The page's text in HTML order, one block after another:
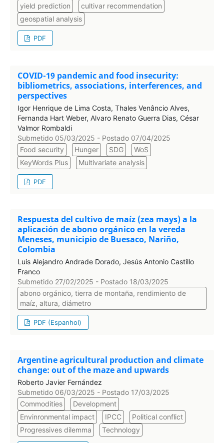
yield prediction
cultivar recommendation
geospatial analysis
PDF
COVID-19 pandemic and food insecurity:
bibliometrics, associations, interferences, and
perspectives
Igor Henrique de Lima Costa, Thales Venâncio Alves,
Fernanda Hart Weber, Alvaro Renato Guerra Dias, César
Valmor Rombaldi
Submetido 05/03/2025 - Postado 07/04/2025
Food security
Hunger SDG
WoS
KeyWords Plus
Multivariate analysis
PDF
Respuesta del cultivo de maíz (zea mays) a la
aplicación de abono orgánico en la vereda
Meneses, municipio de Buesaco, Nariño,
Colombia
Luis Alejandro Andrade Dorado, Jesús Antonio Castillo
Franco
Submetido 27/02/2025 - Postado 18/03/2025
abono orgánico, tierra de montaña, rendimiento de
maíz, altura, diámetro
PDF (Espanhol)
Argentine agricultural production and climate
change: out of the maze and upwards
Roberto Javier Fernández
Submetido 06/03/2025 - Postado 17/03/2025
Commodities
Development
Envinronmental impact
IPCC
Political conflict
Progressives dilemma
Technology